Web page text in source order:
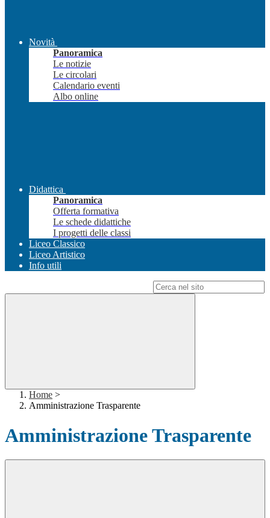
Novità
Panoramica
Le notizie
Le circolari
Calendario eventi
Albo online
Didattica
Panoramica
Offerta formativa
Le schede didattiche
I progetti delle classi
Liceo Classico
Liceo Artistico
Info utili
Home >
Amministrazione Trasparente
Amministrazione Trasparente